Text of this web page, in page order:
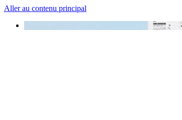
Aller au contenu principal